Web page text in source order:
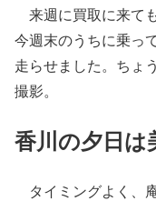
来週に買取に来て
今週末のうちに乗っ
走らせました。ちょ
撮影。
香川の夕日は
タイミングよく、